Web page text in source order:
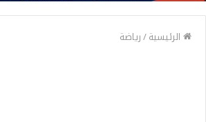
الرئيسية/رياضة